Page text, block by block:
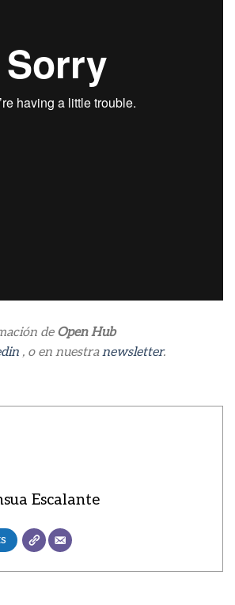
de Open Hub
, o en nuestranewsletter.
Escalante